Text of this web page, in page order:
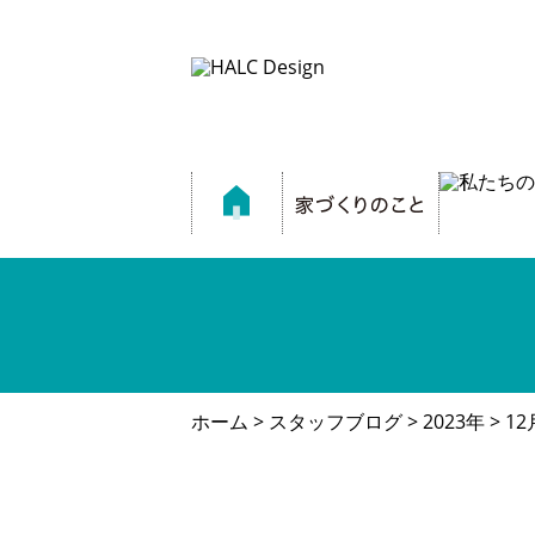
ホーム > スタッフブログ>2023年> 12